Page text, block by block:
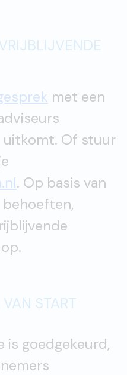
met een
uitkomt. Of stuur
. Op basis van
START
is goedgekeurd,